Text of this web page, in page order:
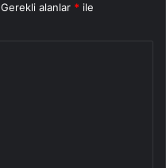
Gerekli alanlar * ile